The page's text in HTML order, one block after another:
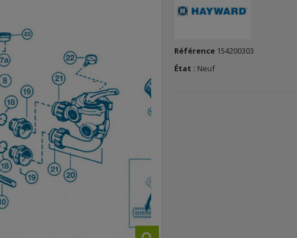
Référence 154200303
État : Neuf